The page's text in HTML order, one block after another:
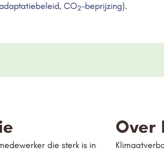
, CO2-beprijzing).
die sterk is in
Over